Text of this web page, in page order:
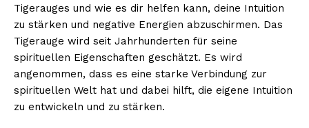
Tigerauges und wie es dir helfen kann, deine Intuition
zu stärken und negative Energien abzuschirmen. Das
Tigerauge wird seit Jahrhunderten für seine
spirituellen Eigenschaften geschätzt. Es wird
angenommen, dass es eine starke Verbindung zur
spirituellen Welt hat und dabei hilft, die eigene Intuition
zu entwickeln und zu stärken.